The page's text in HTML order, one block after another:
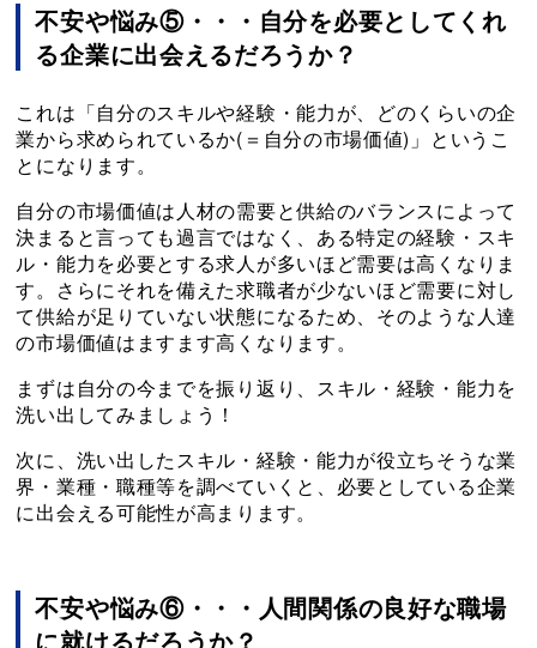
不安や悩み⑤・・・自分を必要としてくれ
る企業に出会えるだろうか？
これは「自分のスキルや経験・能力が、どのくらいの企
業から求められているか(＝自分の市場価値)」というこ
とになります。
自分の市場価値は人材の需要と供給のバランスによって
決まると言っても過言ではなく、ある特定の経験・スキ
ル・能力を必要とする求人が多いほど需要は高くなりま
す。さらにそれを備えた求職者が少ないほど需要に対し
て供給が足りていない状態になるため、そのような人達
の市場価値はますます高くなります。
まずは自分の今までを振り返り、スキル・経験・能力を
洗い出してみましょう！
次に、洗い出したスキル・経験・能力が役立ちそうな業
界・業種・職種等を調べていくと、必要としている企業
に出会える可能性が高まります。
不安や悩み⑥・・・人間関係の良好な職場
に就けるだろうか？